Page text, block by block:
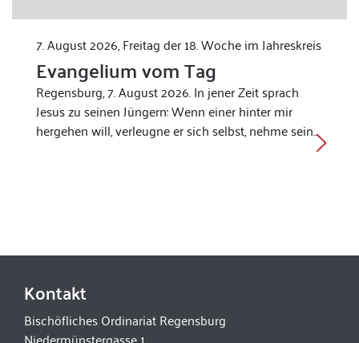
7. August 2026, Freitag der 18. Woche im Jahreskreis
Evangelium vom Tag
Regensburg, 7. August 2026. In jener Zeit sprach
Jesus zu seinen Jüngern: Wenn einer hinter mir
hergehen will, verleugne er sich selbst, nehme sein…
Kontakt
Bischöfliches Ordinariat Regensburg